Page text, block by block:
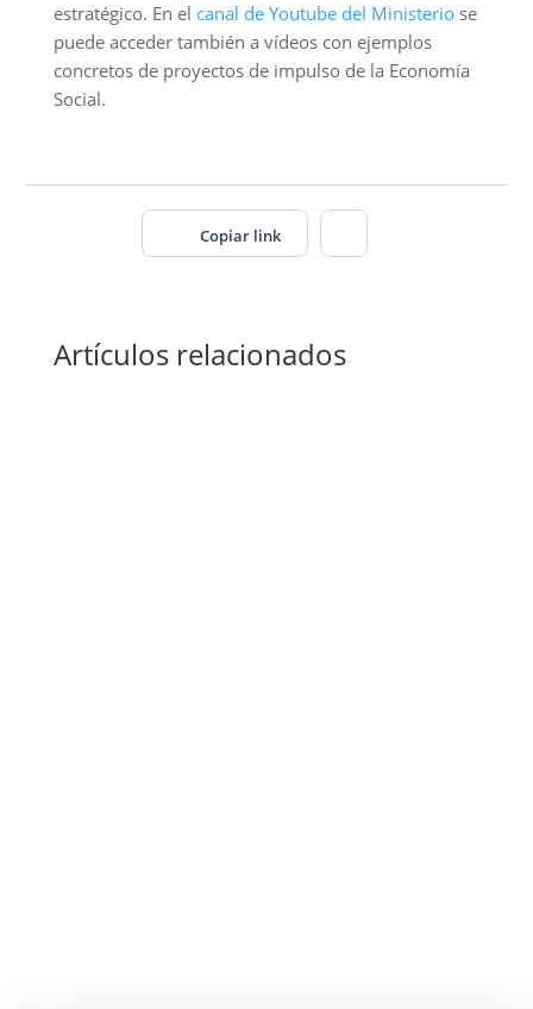
estratégico. En el canal de Youtube del Ministeriose
puede acceder también a vídeos con ejemplos
concretos de proyectos de impulso de la Economía
Social.
Copiar link
Artículos relacionados